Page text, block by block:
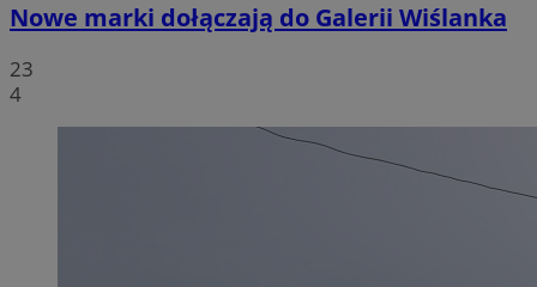
Nowe marki dołączają do Galerii Wiślanka
23
4